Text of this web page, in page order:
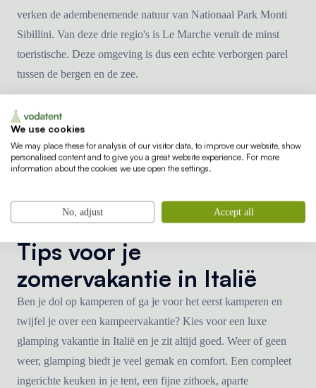
verken de adembenemende natuur van Nationaal Park Monti
Sibillini. Van deze drie regio's is Le Marche veruit de minst
toeristische. Deze omgeving is dus een echte verborgen parel
tussen de bergen en de zee.
Ook voor de kunst fanaten is Italië een aanrader; bezoek
kunstgalerijen die vol hangen met kunstwerken van Leonardo
Da Vinci. Of bezoek een prachtige stad als Venetië waar je
geniet van de historie en jezelf verplaatst via een boot. Geniet
vakantie in Bella Italia.
Tips voor je
zomervakantie in Italië
Ben je dol op kamperen of ga je voor het eerst kamperen en
twijfel je over een kampeervakantie? Kies voor een luxe
glamping vakantie in Italië en je zit altijd goed. Weer of geen
weer, glamping biedt je veel gemak en comfort. Een compleet
ingerichte keuken in je tent, een fijne zithoek, aparte
We use cookies
We may place these for analysis of our visitor data, to improve our website, show
personalised content and to give you a great website experience. For more
information about the cookies we use open the settings.
No, adjust Accept all